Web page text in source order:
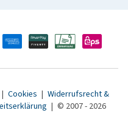
| Cookies | Widerrufsrecht &
| © 2007 - 2026